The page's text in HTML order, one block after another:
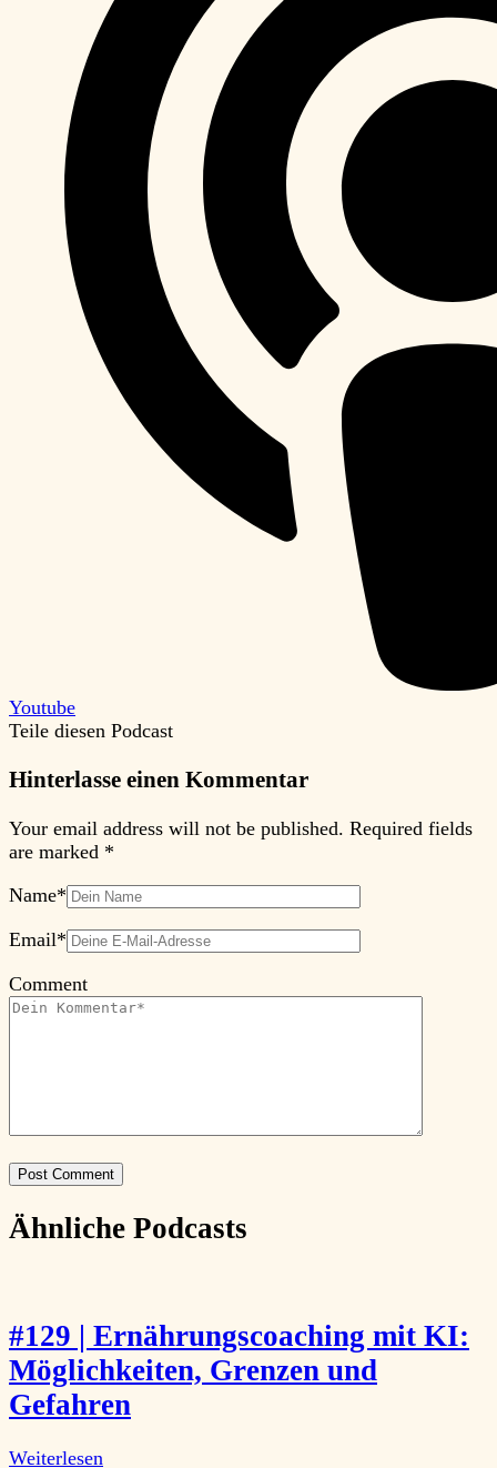
Youtube
Teile diesen Podcast
Hinterlasse einen Kommentar
Your email address will not be published. Required fields
are marked *
Name*
Email*
Comment
Ähnliche Podcasts
#129 | Ernährungscoaching mit KI:
Möglichkeiten, Grenzen und
Gefahren
Weiterlesen